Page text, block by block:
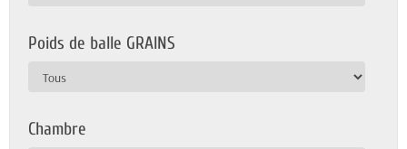
Poids de balle GRAINS
Chambre